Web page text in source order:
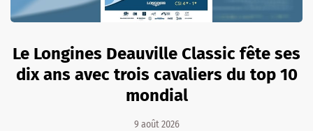
Le Longines Deauville Classic fête ses
dix ans avec trois cavaliers du top 10
mondial
9 août 2026